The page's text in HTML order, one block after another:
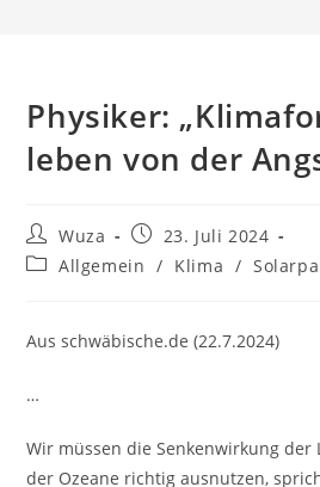
Physiker:
leben von der
Beitrags-
Autor:
Wuza
Beitrag
veröffentlicht:
23. Juli 2024
Beitrags-
Allgemein / Klima /
Aus schwäbische.de (22.7.2024)
…
Wir müssen die Senkenwirkung der
der Ozeane richtig ausnutzen,